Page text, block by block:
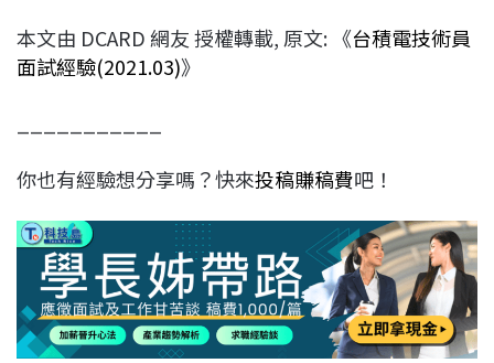
本文由 DCARD 網友 授權轉載, 原文: 《台積電技術員
面試經驗(2021.03)》
你也有經驗想分享嗎？快來投稿賺稿費吧！